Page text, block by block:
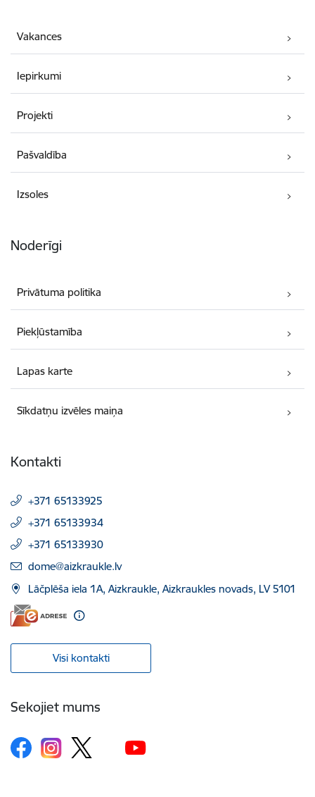
Vakances
Iepirkumi
Projekti
Pašvaldība
Izsoles
Noderīgi
Privātuma politika
Piekļūstamība
Lapas karte
Sīkdatņu izvēles maiņa
Kontakti
+371 65133925
+371 65133934
+371 65133930
E-pasts:
dome@aizkraukle.lv
Lāčplēša iela 1A, Aizkraukle, Aizkraukles novads, LV 5101
Visi kontakti
Sekojiet mums